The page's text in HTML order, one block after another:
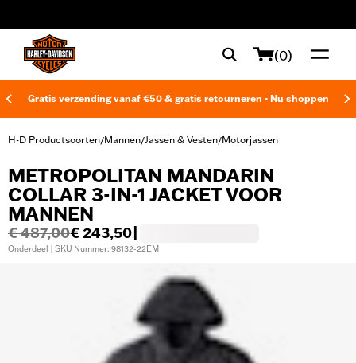
(0)
Gratis verzending vanaf €50 & gratis retourneren - Nu shoppen
H-D Productsoorten/Mannen/Jassen & Vesten/Motorjassen
METROPOLITAN MANDARIN
COLLAR 3-IN-1 JACKET VOOR
MANNEN
€ 487,00€ 243,50
Onderdeel | SKU Nummer: 98132-22EM